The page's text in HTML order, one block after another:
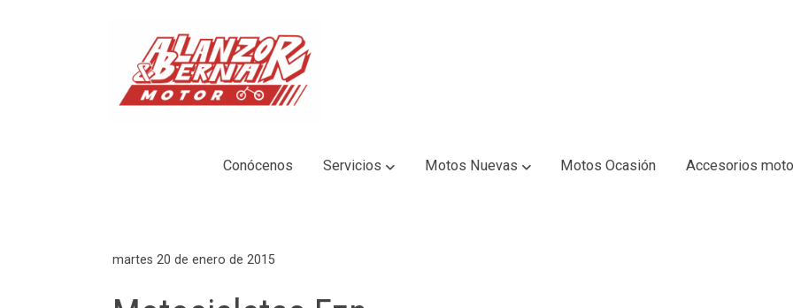
Conócenos Servicios Motos Nuevas Motos Ocasión Accesorios
martes 20 de enero de 2015